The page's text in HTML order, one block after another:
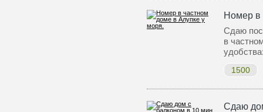
Номер в
Сдаю
в
1500
Сдаю